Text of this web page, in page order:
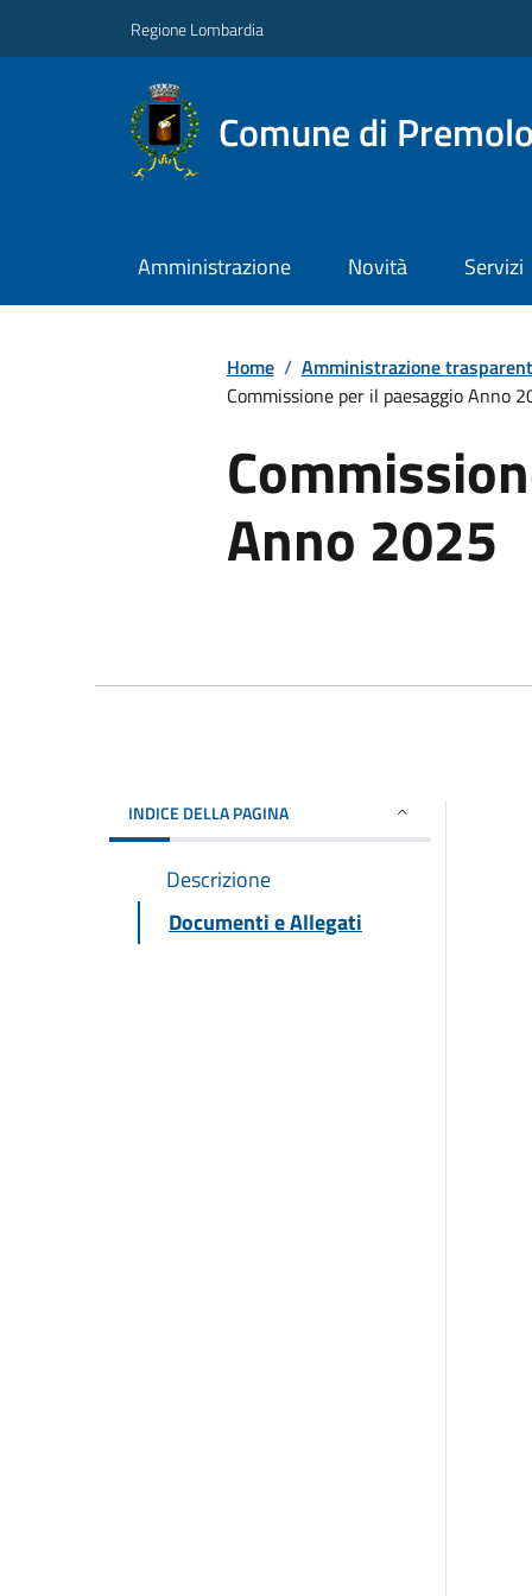
Regione Lombardia
Comune di
Amministrazione Novità Servizi
Home / Amministrazione
Commissione per il paesaggio Anno
Anno 2025
INDICE DELLA PAGINA
Descrizione
Documenti e Allegati